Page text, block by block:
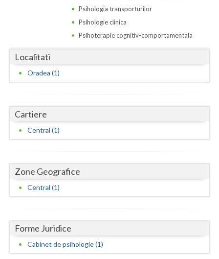
Galati
Giurgiu
Harghita
Hunedoara
Ilfov
Mehedinti
Psihologia transporturilor
Psihologie clinica
Psihoterapie cognitiv-comportamentala
Localitati
Oradea (1)
Cartiere
Central (1)
Zone Geografice
Central (1)
Forme Juridice
Cabinet de psihologie (1)